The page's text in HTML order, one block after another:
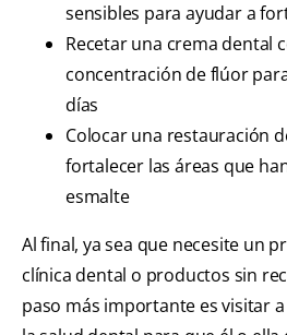
sensibles para ayudar a
Recetar una crema dental
concentración de flúor
días
Colocar una restauración
fortalecer las áreas que
esmalte
Al final, ya sea que necesite un
clínica dental o productos sin
paso más importante es visitar